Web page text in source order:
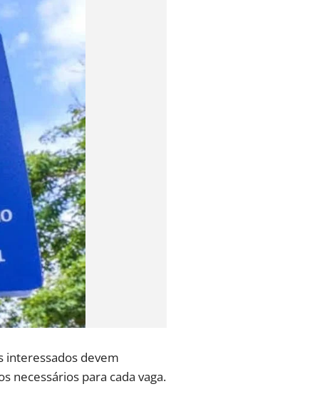
interessados devem
necessários para cada vaga.